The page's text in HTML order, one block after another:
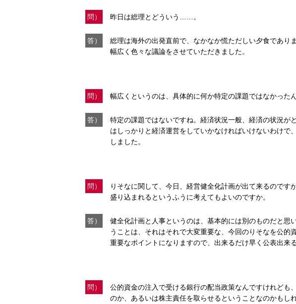
問） 昨日は総理とどういう……。
答）
総理は海外の出発直前で、なかなか慌ただしい夕食であり
幅広く色々な議論をさせていただきました。
問） 幅広くというのは、具体的に何か特定の課題ではなかったん
答）
特定の課題ではないですね。経済状況一般、経済の状況が
はしっかりと経済運営をしていかなければいけないわけで
しました。
問）
りそなに関して、今日、経営健全化計画が出て来るのです
盛り込まれるというふうに考えてもよいのですか。
答）
健全化計画と人事というのは、基本的には別のものだと思
うことは、それはそれで大変重要な、今回のりそなを公的
重要なポイントになりますので、出来るだけ早く公表出来
問）
公的資金の注入で受ける銀行の配当政策なんですけれども
のか、あるいは株主責任を取らせるということなのかもし